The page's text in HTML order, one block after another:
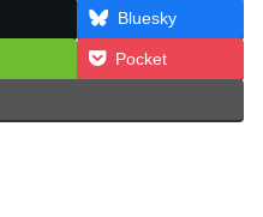
Bluesky
Pocket